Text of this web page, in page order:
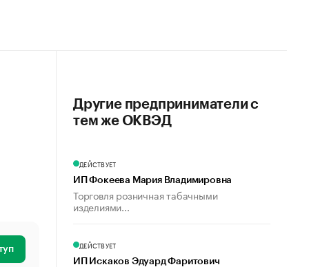
Другие предприниматели с
тем же ОКВЭД
ДЕЙСТВУЕТ
ИП Фокеева Мария Владимировна
Торговля розничная табачными
изделиями...
ДЕЙСТВУЕТ
ИП Искаков Эдуард Фаритович